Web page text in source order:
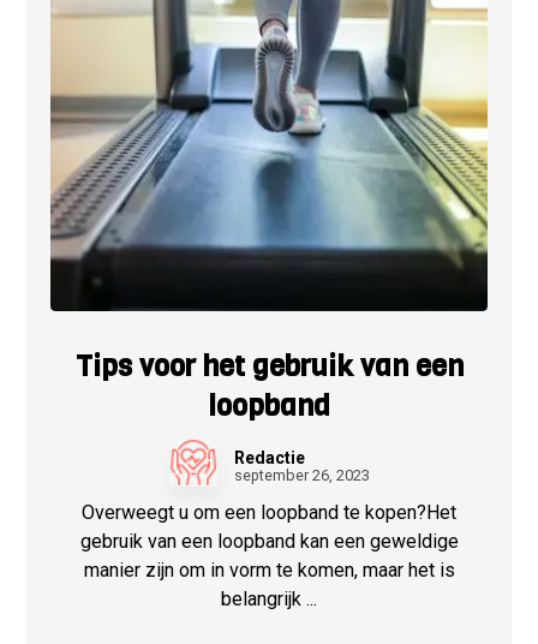
Tips voor het gebruik van een
loopband
Redactie
september 26, 2023
Overweegt u om een loopband te kopen?Het
gebruik van een loopband kan een geweldige
manier zijn om in vorm te komen, maar het is
belangrijk ...